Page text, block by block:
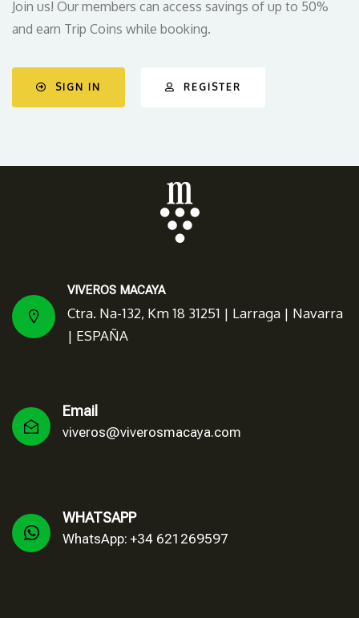
Join us! Our members can access savings of up to 50%
and earn Trip Coins while booking.
SIGN IN REGISTER
VIVEROS MACAYA
Ctra. Na-132, Km 18 31251 | Larraga | Navarra
| ESPAÑA
Email
viveros@viverosmacaya.com
WHATSAPP
WhatsApp: +34 621269597